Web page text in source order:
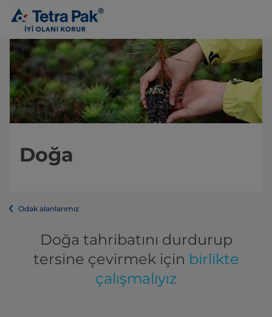
Doğa
Odak alanlarımız
Doğa tahribatını durdurup
tersine çevirmek için birlikte
çalışmalıyız